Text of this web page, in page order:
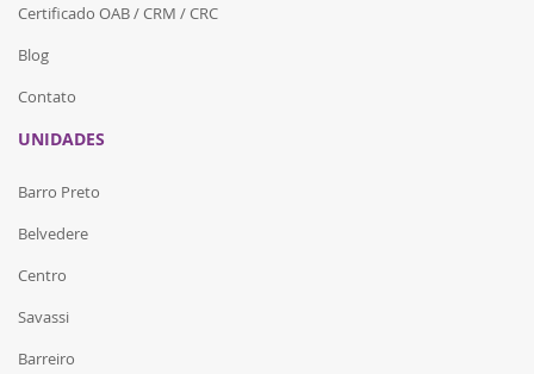
Certificado OAB / CRM / CRC
Blog
Contato
UNIDADES
Barro Preto
Belvedere
Centro
Savassi
Barreiro